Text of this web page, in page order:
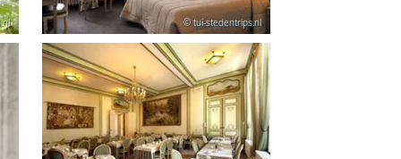
© tui-stedentrips.nl